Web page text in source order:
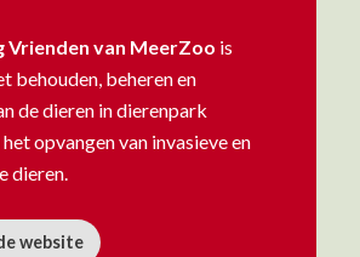
Vrienden van MeerZoo is
behouden, beheren en
de dieren in dierenpark
opvangen van invasieve en
dieren.
website